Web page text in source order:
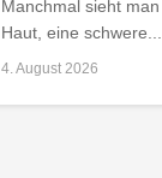
Manchmal sieht
Haut, eine schwere...
4. August 2026